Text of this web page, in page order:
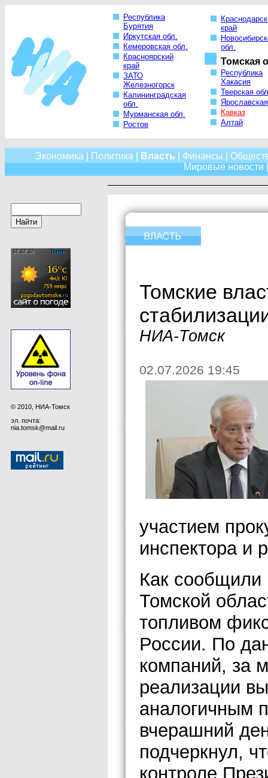
Республика
Бурятия
Иркутская обл.
Кемеровская обл.
Красноярский
край
ЗАТО
Железногорск
Калининградская
обл.
Мурманская обл.
Ростов
край
обл.
Томская
Республика
Хакасия
Тверская
Кавказ
Алтай
Экономика Политика Власть Финансы
Мировые новости
© 2010, НИА-Томск
эл. почта:
nia.tomsk@mail.ru
Томские
НИА-Томск
02.07.2026 19:45
участием
инспектора и
Как сообщили
Томской
топливом
России. По
компаний, за
реализации
аналогичным
вчерашний
подчеркнул,
контроле